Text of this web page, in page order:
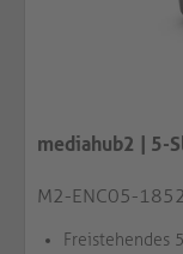
mediahub2 | 5-
M2-ENC05-1852
Freistehendes